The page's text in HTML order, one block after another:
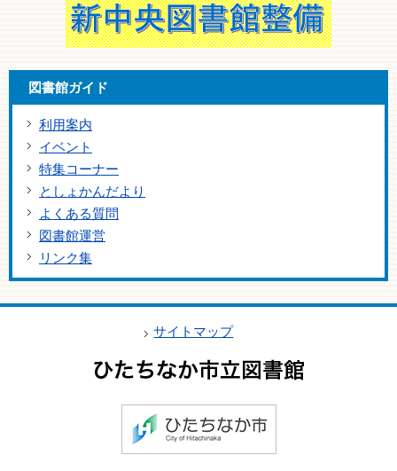
図書館ガイド
利用案内
イベント
特集コーナー
としょかんだより
よくある質問
図書館運営
リンク集
サイトマップ